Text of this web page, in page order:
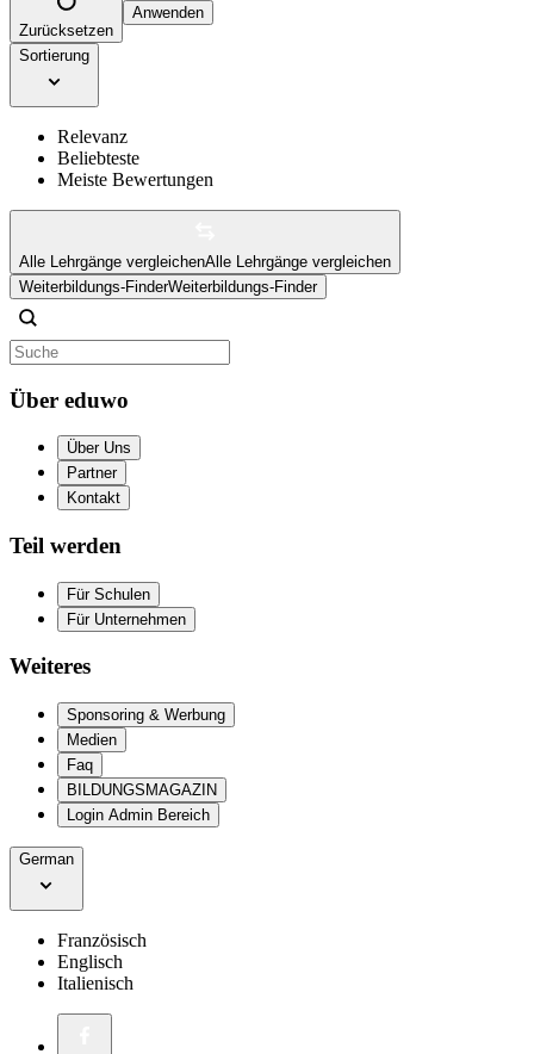
Zurücksetzen
Anwenden
Sortierung
Relevanz
Beliebteste
Meiste Bewertungen
Alle Lehrgänge vergleichenAlle Lehrgänge vergleichen
Weiterbildungs-FinderWeiterbildungs-Finder
Über eduwo
Über Uns
Partner
Kontakt
Teil werden
Für Schulen
Für Unternehmen
Weiteres
Sponsoring & Werbung
Medien
Faq
BILDUNGSMAGAZIN
Login Admin Bereich
German
Französisch
Englisch
Italienisch